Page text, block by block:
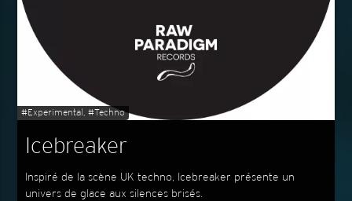
#Experimental, #Techno
Icebreaker
Inspiré de la scène UK techno, Icebreaker présente un
univers de glace aux silences brisés.